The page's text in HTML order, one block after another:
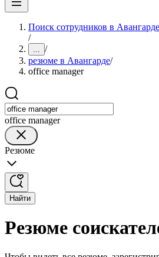
Поиск сотрудников в Авангарде
/
... /
резюме в Авангарде/
office manager
office manager
Резюме
Найти
Резюме